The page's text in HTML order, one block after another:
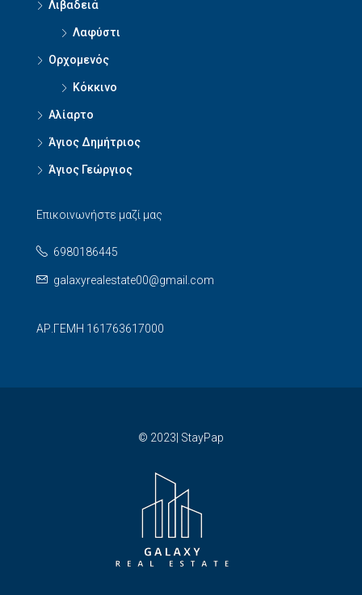
Λιβαδειά
Λαφύστι
Ορχομενός
Κόκκινο
Αλίαρτο
Άγιος Δημήτριος
Άγιος Γεώργιος
Επικοινωνήστε μαζί μας
6980186445
galaxyrealestate00@gmail.com
ΑΡ.ΓΕΜΗ 161763617000
© 2023| StayPap